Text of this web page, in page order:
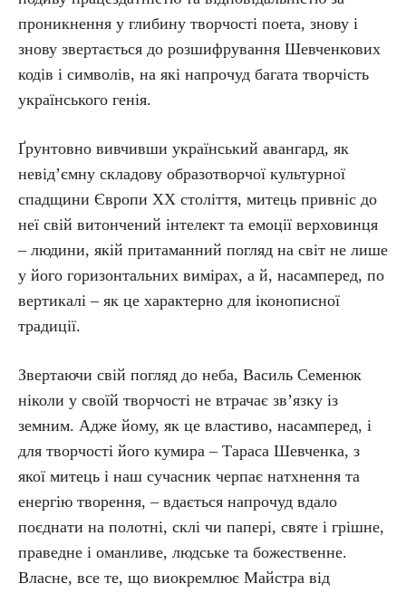
проникнення у глибину творчості поета, знову і
знову звертається до розшифрування Шевченкових
кодів і символів, на які напрочуд багата творчість
українського генія.
Ґрунтовно вивчивши український авангард, як
невід’ємну складову образотворчої культурної
спадщини Європи ХХ століття, митець привніс до
неї свій витончений інтелект та емоції верховинця
– людини, якій притаманний погляд на світ не лише
у його горизонтальних вимірах, а й, насамперед, по
вертикалі – як це характерно для іконописної
традиції.
Звертаючи свій погляд до неба, Василь Семенюк
ніколи у своїй творчості не втрачає зв’язку із
земним. Адже йому, як це властиво, насамперед, і
для творчості його кумира – Тараса Шевченка, з
якої митець і наш сучасник черпає натхнення та
енергію творення, – вдається напрочуд вдало
поєднати на полотні, склі чи папері, святе і грішне,
праведне і оманливе, людське та божественне.
Власне, все те, що виокремлює Майстра від